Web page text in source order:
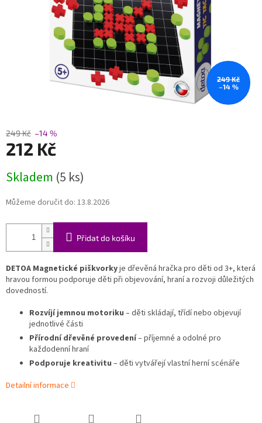
249 Kč
–14 %
249 Kč –14 %
212 Kč
cena:
Skladem (5 ks)
Můžeme doručit do: 13.8.2026
Přidat do košíku
DETOA Magnetické piškvorkyje dřevěná hračka pro děti od 3+, která
hravou formou podporuje děti při objevování, hraní a rozvoji důležitých
dovedností.
Rozvíjí jemnou motoriku – děti skládají, třídí nebo objevují
jednotlivé části
Přírodní dřevěné provedení– příjemné a odolné pro
každodenní hraní
Podporuje kreativitu – děti vytvářejí vlastní herní scénáře
Detailní informace